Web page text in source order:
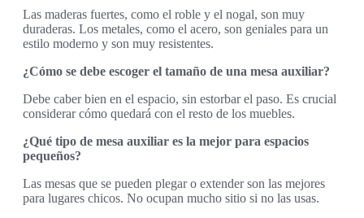
Las maderas fuertes, como el roble y el nogal, son muy
duraderas. Los metales, como el acero, son geniales para un
estilo moderno y son muy resistentes.
¿Cómo se debe escoger el tamaño de una mesa auxiliar?
Debe caber bien en el espacio, sin estorbar el paso. Es crucial
considerar cómo quedará con el resto de los muebles.
¿Qué tipo de mesa auxiliar es la mejor para espacios
pequeños?
Las mesas que se pueden plegar o extender son las mejores
para lugares chicos. No ocupan mucho sitio si no las usas.